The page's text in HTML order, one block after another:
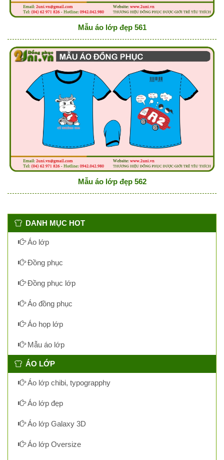
Mẫu áo lớp đẹp 561
Mẫu áo lớp đẹp 562
DANH MỤC HOT
Áo lớp
Đồng phục
Đồng phục lớp
Áo đồng phục
Áo họp lớp
Mẫu áo lớp
ÁO LỚP
Áo lớp chibi, typograpphy
Áo lớp đẹp
Áo lớp Galaxy 3D
Áo lớp Oversize